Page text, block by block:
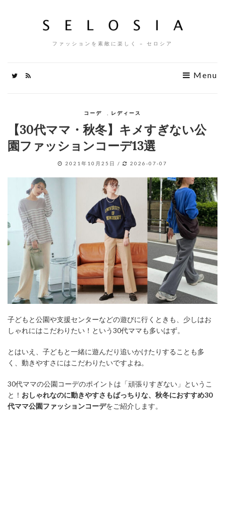
ファッションを素敵に楽しく – セロシア
Menu
コーデ レディース
【30代ママ・秋冬】キメすぎない公
園ファッションコーデ13選
2021年10月25日 / 2026-07-07
子どもと公園や支援センターなどの遊びに行くときも、少しはお
しゃれにはこだわりたい！という30代ママも多いはず。
とはいえ、子どもと一緒に遊んだり追いかけたりすることも多
く、動きやすさにはこだわりたいですよね。
30代ママの公園コーデのポイントは「頑張りすぎない」というこ
と！ おしゃれなのに動きやすさもばっちりな、秋冬におすすめ30
代ママ公園ファッションコーデをご紹介します。